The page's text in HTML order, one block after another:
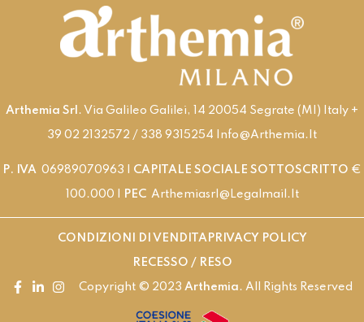
Arthemia Srl . Via Galileo Galilei, 14 20054 Segrate (MI) Italy +
39 02 2132572 / 338 9315254 Info@arthemia.it
P. IVA 06989070963 | CAPITALE SOCIALE SOTTOSCRITTO €
100.000 | PEC Arthemiasrl@legalmail.it
CONDIZIONI DI VENDITAPRIVACY POLICY
RECESSO / RESO
Copyright © 2023 Arthemia. All Rights Reserved